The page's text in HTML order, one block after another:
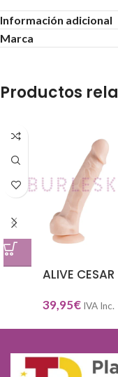
Información adicional
Marca
Productos
ALIVE CESAR
39,95€ IVA Inc.